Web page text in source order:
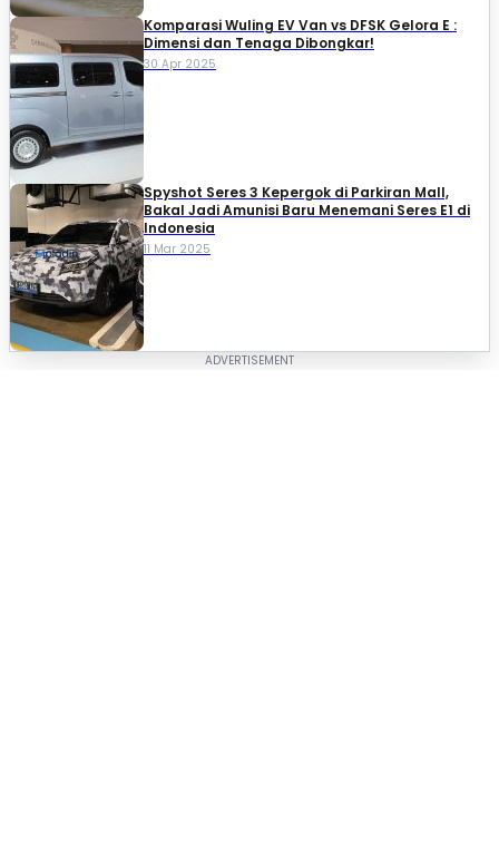
Komparasi Wuling EV Van vs DFSK Gelora E :
Dimensi dan Tenaga Dibongkar!
30 Apr 2025
Spyshot Seres 3 Kepergok di Parkiran Mall,
Bakal Jadi Amunisi Baru Menemani Seres E1 di
Indonesia
11 Mar 2025